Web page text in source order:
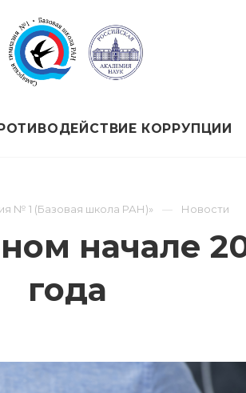
КОРРУПЦИИ
№ 1 (Базовая школа РАН)» Новости
начале
года